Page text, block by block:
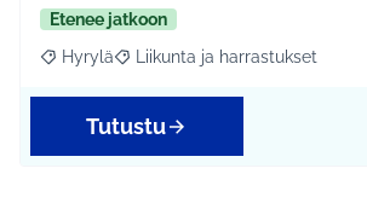
Etenee jatkoon
Rajaa tulokset aihepiirin mukaan: Hyrylä
Hyrylä Rajaa tulokset teeman
Liikunta ja harrastukset
Tutustu